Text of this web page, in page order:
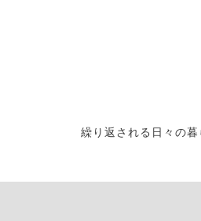
繰り返される日々の